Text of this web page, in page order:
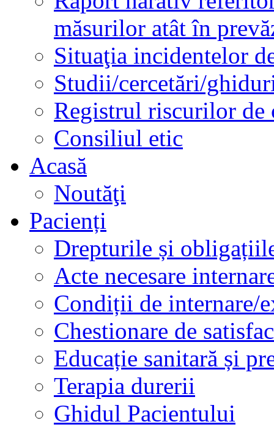
măsurilor atât în
Situaţia incidentelor
Studii/cercetări/
Registrul riscurilor de
Consiliul etic
Acasă
Noutăţi
Pacienți
Drepturile și
Acte necesare
Condiții de internare/
Chestionare de
Educație sanitară și
Terapia durerii
Ghidul Pacientului